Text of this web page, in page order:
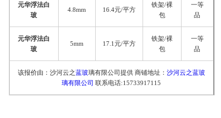
元华浮法白
玻
4.8mm 16.4元/平方
铁架/裸
包
一等
品
元华浮法白
玻
5mm 17.1元/平方
铁架/裸
包
一等
品
该报价由：沙河云之蓝玻璃有限公司提供 商铺地址： 沙河云之蓝玻
璃有限公司 联系电话:15733917115